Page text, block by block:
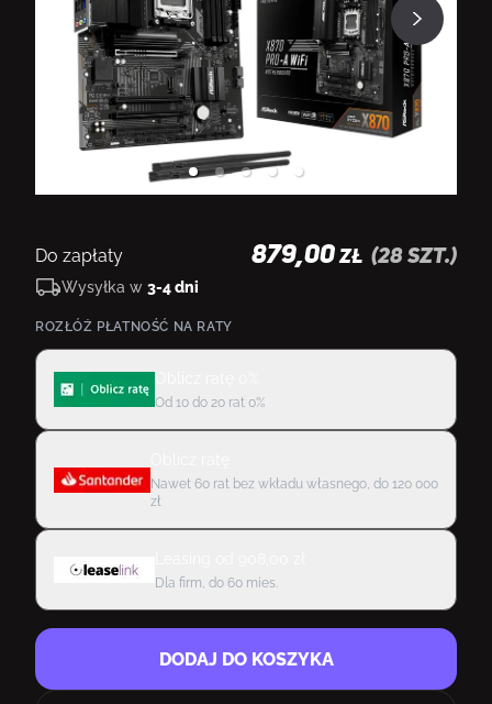
Do zapłaty 879,00 ZŁ (28 szt.)
Wysyłka w 3-4 dni
ROZŁÓŻ PŁATNOŚĆ NA RATY
Od 10 do 20 rat 0%
Nawet 60 rat bez wkładu własnego, do 120 000
zł
Dla firm, do 60 mies.
DODAJ DO KOSZYKA